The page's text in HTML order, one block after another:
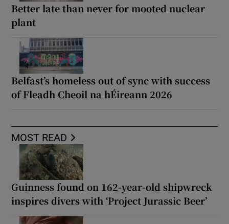
Better late than never for mooted nuclear
plant
Belfast’s homeless out of sync with success
of Fleadh Cheoil na hÉireann 2026
MOST READ
Guinness found on 162-year-old shipwreck
inspires divers with ‘Project Jurassic Beer’